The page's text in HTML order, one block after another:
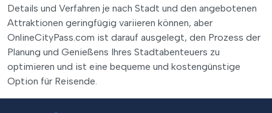
Details und Verfahren je nach Stadt und den angebotenen
Attraktionen geringfügig variieren können, aber
OnlineCityPass.com ist darauf ausgelegt, den Prozess der
Planung und Genießens Ihres Stadtabenteuers zu
optimieren und ist eine bequeme und kostengünstige
Option für Reisende.